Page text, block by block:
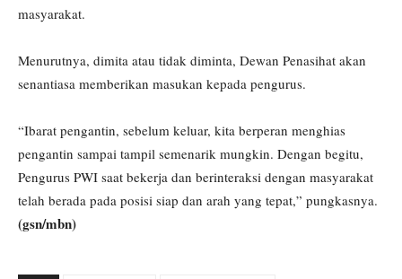
masyarakat.
Menurutnya, dimita atau tidak diminta, Dewan Penasihat akan
senantiasa memberikan masukan kepada pengurus.
“Ibarat pengantin, sebelum keluar, kita berperan menghias
pengantin sampai tampil semenarik mungkin. Dengan begitu,
Pengurus PWI saat bekerja dan berinteraksi dengan masyarakat
telah berada pada posisi siap dan arah yang tepat,” pungkasnya.
(gsn/mbn)